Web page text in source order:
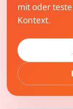
mit oder
Kontext.